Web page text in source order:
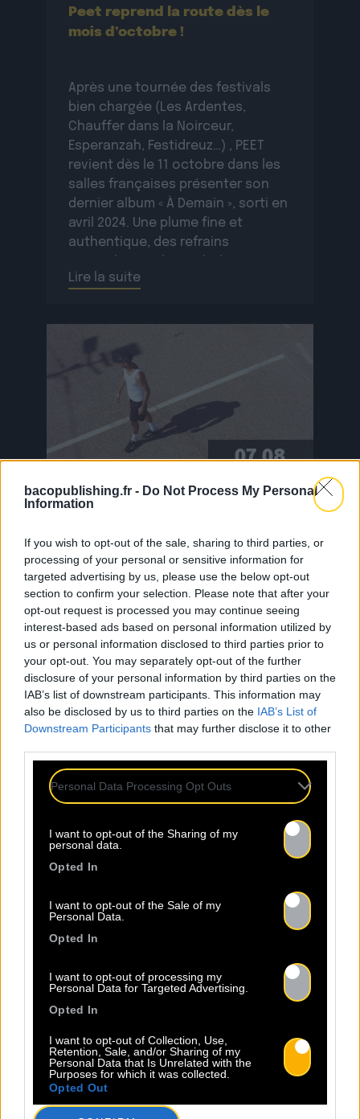
bacopublishing.fr - Do Not Process My Personal
Information
If you wish to opt-out of the sale, sharing to third parties, or
processing of your personal or sensitive information for
targeted advertising by us, please use the below opt-out
section to confirm your selection. Please note that after your
opt-out request is processed you may continue seeing
interest-based ads based on personal information utilized by
us or personal information disclosed to third parties prior to
your opt-out. You may separately opt-out of the further
disclosure of your personal information by third parties on the
IAB’s list of downstream participants. This information may
also be disclosed by us to third parties on the IAB’s List of
Downstream Participants that may further disclose it to other
Personal Data Processing Opt Outs
I want to opt-out of the Sharing of my
personal data.
Opted In
I want to opt-out of the Sale of my
Personal Data.
Opted In
I want to opt-out of processing my
Personal Data for Targeted Advertising.
Opted In
I want to opt-out of Collection, Use,
Retention, Sale, and/or Sharing of my
Personal Data that Is Unrelated with the
Purposes for which it was collected.
Opted Out
Peet reprend la route dès le
mois d’octobre !
Après une tournée des festivals
bien chargée (Les Ardentes,
Chauffer dans la Noirceur,
Esperanzah, Festidreuz…) , PEET
revient dès le 11 octobre dans les
salles françaises présenter son
dernier album « À Demain », sorti en
avril 2024. Une plume fine et
authentique, des refrains
planantes, d’autres plus
Lire la suite
07.08
L’album « À Demain » de Peet
Une plume fine et authentique, des
refrains accrocheurs, des
mélodies planantes, d’autres plus
entraînantes, des récits
personnels et autres déboires
citadins, c’est ce que propose le
rappeur PEET dans son nouvel
album “À DEMAIN”. Dix titres dans
lesquels il rompt avec ses vieux
démons tout en poésie, et où il
nous entraîne dans une traversée
[…]
Lire la suite
07.08
avril !
Originaire de Bruxelles, Pierre
Mignon alias PEET s’est fait